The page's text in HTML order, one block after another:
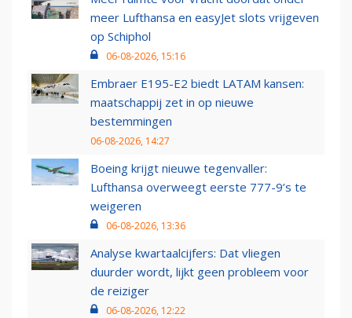
meer Lufthansa en easyJet slots vrijgeven
op Schiphol
06-08-2026, 15:16
Embraer E195-E2 biedt LATAM kansen:
maatschappij zet in op nieuwe
bestemmingen
06-08-2026, 14:27
Boeing krijgt nieuwe tegenvaller:
Lufthansa overweegt eerste 777-9’s te
weigeren
06-08-2026, 13:36
Analyse kwartaalcijfers: Dat vliegen
duurder wordt, lijkt geen probleem voor
de reiziger
06-08-2026, 12:22